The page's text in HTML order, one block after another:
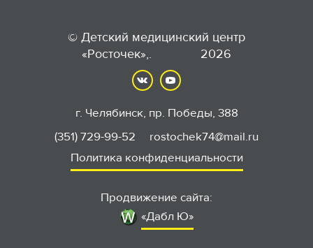
© Детский медицинский центр
«Росточек»,. 2026
г. Челябинск, пр. Победы, 388
(351) 729-99-52
rostochek74@mail.ru
Политика конфиденциальности
Продвижение сайта:
«Дабл Ю»